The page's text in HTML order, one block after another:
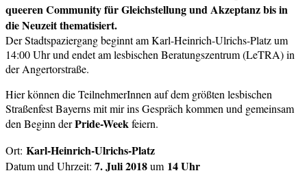
queeren Community für Gleichstellung und Akzeptanz bis in
die Neuzeit thematisiert.
Der Stadtspaziergang beginnt am Karl-Heinrich-Ulrichs-Platz um
14:00 Uhr und endet am lesbischen Beratungszentrum (LeTRA) in
der Angertorstraße.
Hier können die TeilnehmerInnen auf dem größten lesbischen
Straßenfest Bayerns mit mir ins Gespräch kommen und gemeinsam
den Beginn derPride-Weekfeiern.
Ort: Karl-Heinrich-Ulrichs-Platz
Datum und Uhrzeit: 7. Juli 2018um 14 Uhr